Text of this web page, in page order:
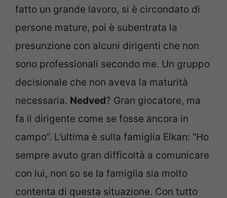
fatto un grande lavoro, si è circondato di
persone mature, poi è subentrata la
presunzione con alcuni dirigenti che non
sono professionali secondo me. Un gruppo
decisionale che non aveva la maturità
necessaria. Nedved? Gran giocatore, ma
fa il dirigente come se fosse ancora in
campo”. L’ultima è sulla famiglia Elkan: “Ho
sempre avuto gran difficoltà a comunicare
con lui, non so se la famiglia sia molto
contenta di questa situazione. Con tutto